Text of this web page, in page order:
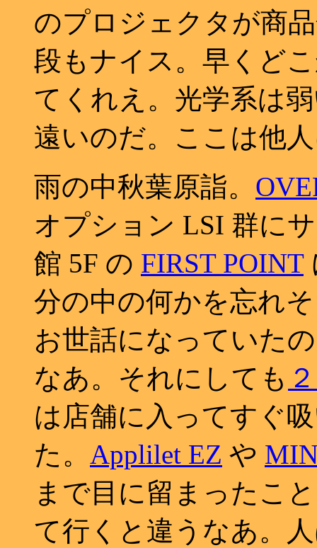
のプロジェクタが商
段もナイス。早くど
てくれえ。光学系は
遠いのだ。ここは他
雨の中秋葉原詣。
オプション LSI 群に
館 5F の FIRST POINT
分の中の何かを忘れ
お世話になっていた
なあ。それにしても
は店舗に入ってすぐ
た。 Applilet EZ や
まで目に留まったこ
て行くと違うなあ。